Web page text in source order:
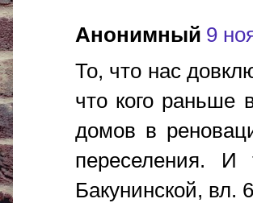
Анонимный 9
То, что нас
что кого раньше
домов в
переселения.
Бакунинской, вл.